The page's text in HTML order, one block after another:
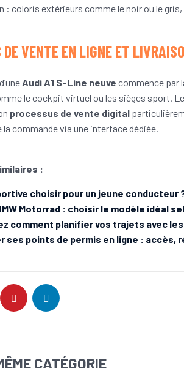
: coloris extérieurs comme le noir ou le
DE VENTE EN LIGNE ET
Audi A1 S-Line neuve commence par
le cockpit virtuel ou les sièges sport.
processus de vente digital
la commande via une interface dédiée.
:
choisir pour un jeune conducteur
Motorrad : choisir le modèle idéal
comment planifier vos trajets avec
ses points de permis en ligne : accès,
CATÉGORIE